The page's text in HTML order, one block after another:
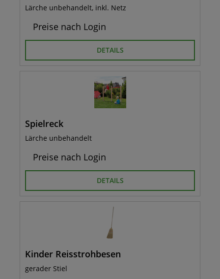
Lärche unbehandelt, inkl. Netz
Preise nach Login
DETAILS
Spielreck
Lärche unbehandelt
Preise nach Login
DETAILS
Kinder Reisstrohbesen
gerader Stiel